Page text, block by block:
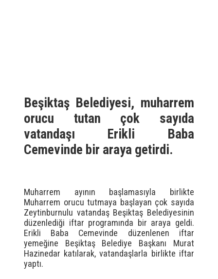
Beşiktaş Belediyesi, muharrem
orucu tutan çok sayıda
vatandaşı Erikli Baba
Cemevinde bir araya getirdi.
Muharrem ayının başlamasıyla birlikte
Muharrem orucu tutmaya başlayan çok sayıda
Zeytinburnulu vatandaş Beşiktaş Belediyesinin
düzenlediği iftar programında bir araya geldi.
Erikli Baba Cemevinde düzenlenen iftar
yemeğine Beşiktaş Belediye Başkanı Murat
Hazinedar katılarak, vatandaşlarla birlikte iftar
yaptı.